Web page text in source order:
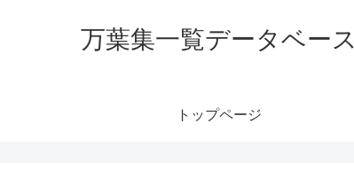
万葉集一覧データベース
トップページ